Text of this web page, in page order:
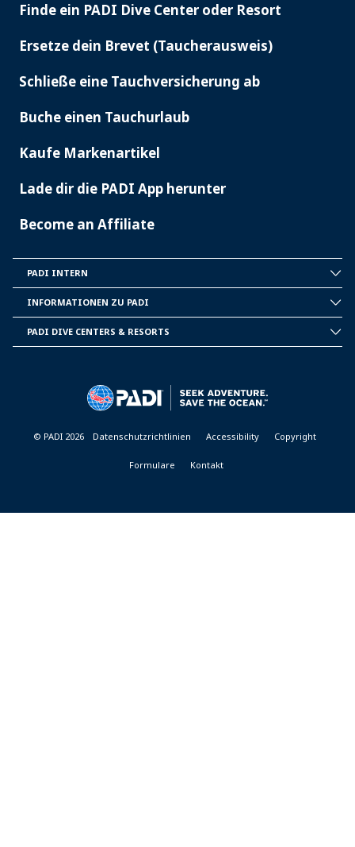
PADI
Finde ein PADI Dive Center oder Resort
Ersetze dein Brevet (Taucherausweis)
Schließe eine Tauchversicherung ab
Buche einen Tauchurlaub
Kaufe Markenartikel
Lade dir die PADI App herunter
Become an Affiliate
PADI
PADI INTERN
INFORMATION
INFORMATIONEN ZU PADI
PADI DIVE CENTERS & RESORTS
© PADI 2026 Datenschutzrichtlinien Accessibility Copyright
Formulare Kontakt